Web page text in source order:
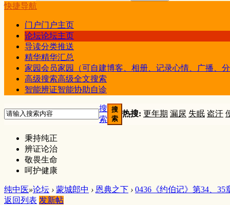
快捷导航
门户门户主页
论坛论坛主页
导读分类推送
精华精华汇总
家园会员家园（可自建博客、相册、记录心情、广播、
高级搜索高级全文搜索
智能辨证智能协助自诊
搜
索
搜
索
热搜: 更年期 漏尿 失眠 盗汗
秉持纯正
辨证论治
敬畏生命
呵护健康
纯中医»论坛 › 蒙城郎中 › 恩典之下 › 0436《约伯记》第34、35
返回列表 发新帖